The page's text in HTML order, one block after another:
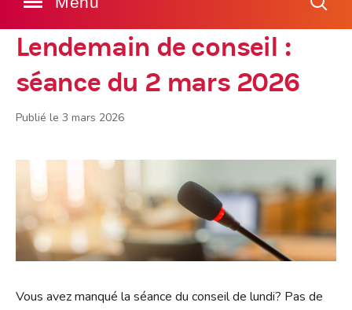
Lendemain de conseil :
séance du 2 mars 2026
Publié le 3 mars 2026
Vous avez manqué la séance du conseil de lundi? Pas de